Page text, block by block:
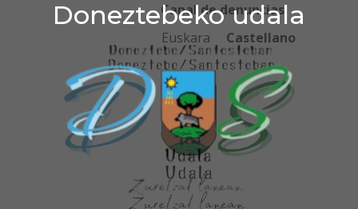
Doneztebeko udala
Ir al contenido
Doneztebeko udala
Canal de denuncias
Euskara
Castellano